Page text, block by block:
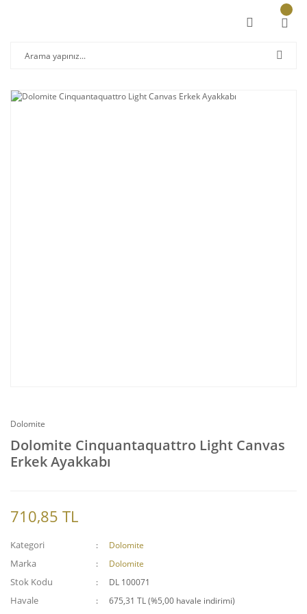
Dolomite
Dolomite Cinquantaquattro Light Canvas
Erkek Ayakkabı
710,85 TL
Kategori Dolomite
Marka Dolomite
Stok Kodu DL 100071
Havale 675,31 TL (%5,00 havale indirimi)